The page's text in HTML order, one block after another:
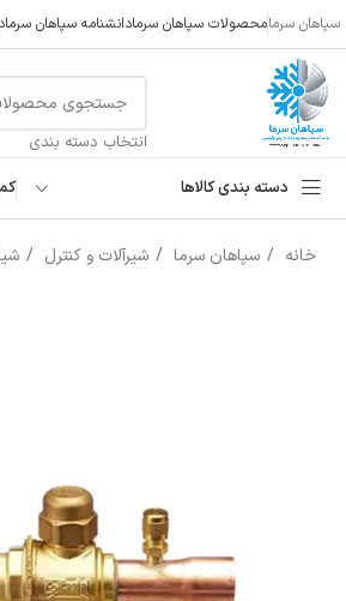
سپاهان سرمامحصولات سپاهان سرمادانشنامه سپاهان سرما
انتخاب دسته بندی
دسته بندی کالاها
خانه سپاهان سرما شیرآلات و کنترل